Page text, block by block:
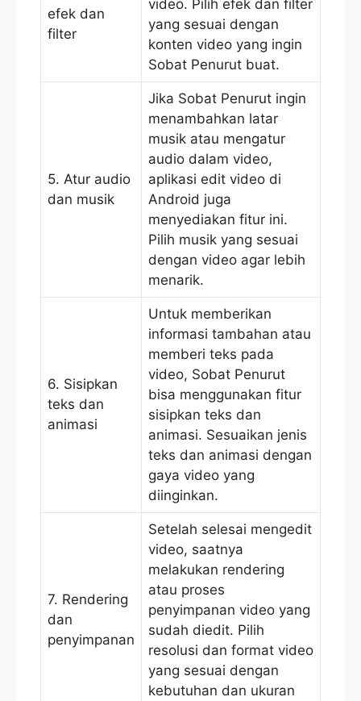
efek dan
filter
video. Pilih efek dan filter
yang sesuai dengan
konten video yang ingin
Sobat Penurut buat.
5. Atur audio
dan musik
Jika Sobat Penurut ingin
menambahkan latar
musik atau mengatur
audio dalam video,
aplikasi edit video di
Android juga
menyediakan fitur ini.
Pilih musik yang sesuai
dengan video agar lebih
menarik.
6. Sisipkan
teks dan
animasi
Untuk memberikan
informasi tambahan atau
memberi teks pada
video, Sobat Penurut
bisa menggunakan fitur
sisipkan teks dan
animasi. Sesuaikan jenis
teks dan animasi dengan
gaya video yang
diinginkan.
7. Rendering
dan
penyimpanan
Setelah selesai mengedit
video, saatnya
melakukan rendering
atau proses
penyimpanan video yang
sudah diedit. Pilih
resolusi dan format video
yang sesuai dengan
kebutuhan dan ukuran